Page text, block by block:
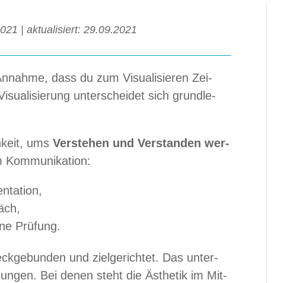
| aktua­li­siert: 29.09.2021
dass du zum Visua­li­sie­ren Zei­
unter­schei­det sich grund­le­
umsVer­ste­hen und Ver­stan­den wer­
Kommunikation:
Prüfung.
und ziel­ge­rich­tet. Das unter­
Bei denen steht die Ästhe­tik im Mit­